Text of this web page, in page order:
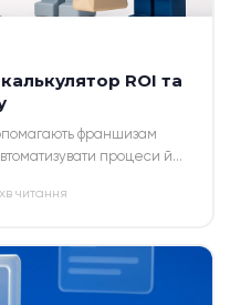
ROI та
франшизам
процеси й
читання